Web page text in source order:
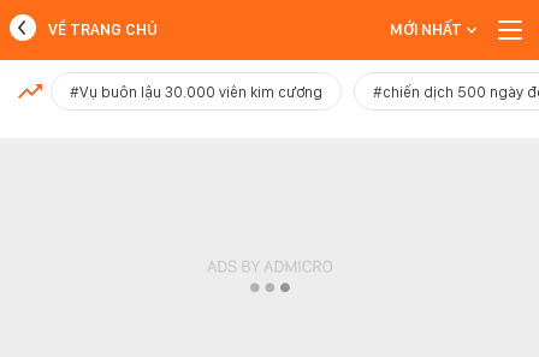
MỚI NHẤT
VỀ TRANG CHỦ MỚI NHẤT
#Vụ buôn lậu 30.000 viên kim cương #chiến dịch 500 ngày